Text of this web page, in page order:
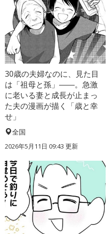
30歳の夫婦なのに、見た目
は「祖母と孫」――。急激
に老いる妻と成長が止まっ
た夫の漫画が描く「歳と幸
せ」
全国
2026年5月11日 09:43 更新